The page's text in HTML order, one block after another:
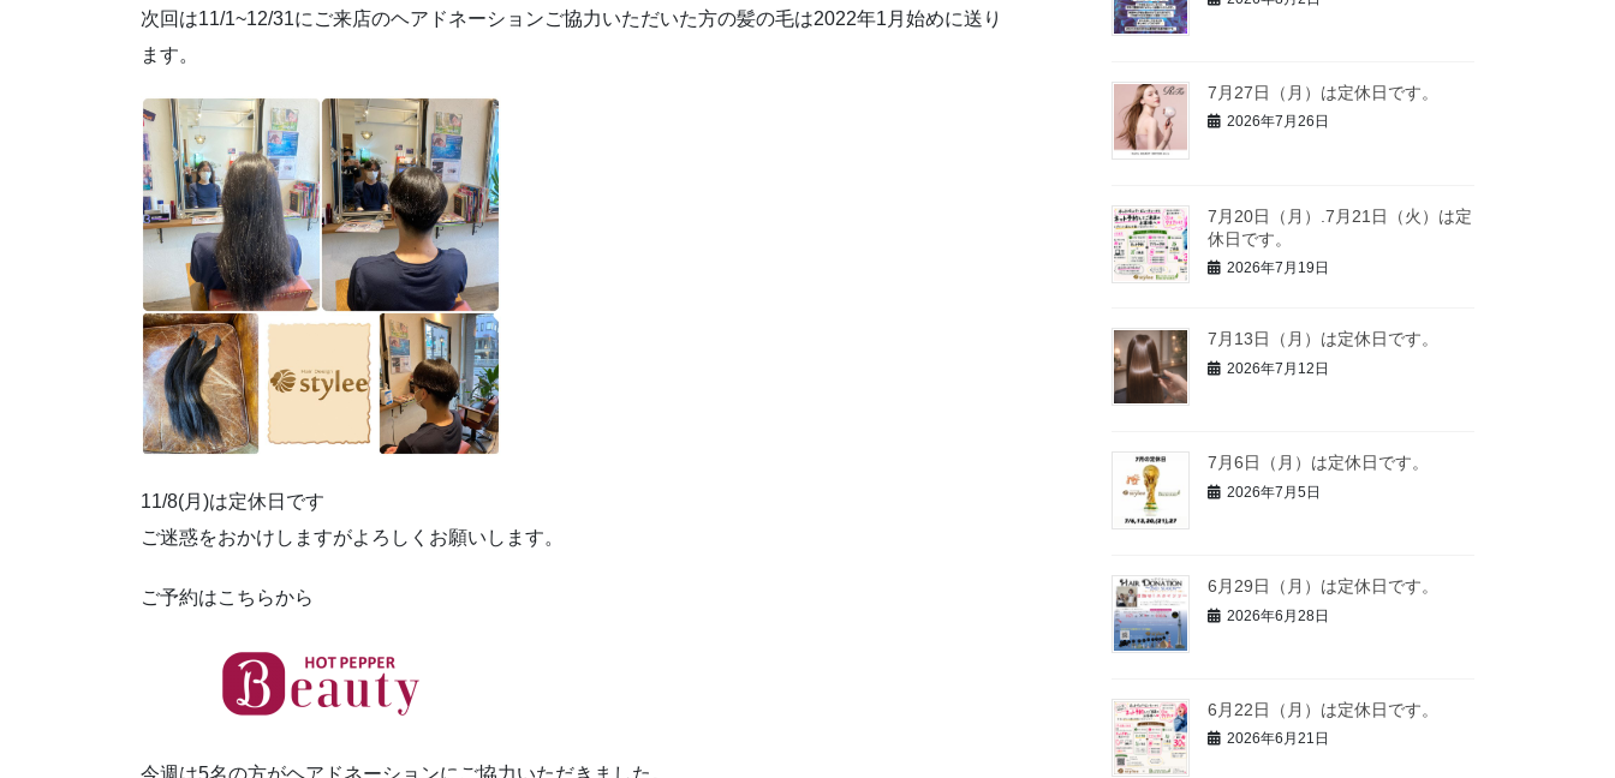
次回は11/1~12/31にご来店のヘアドネーションご協力いただいた方の髪の毛は2022年1月始めに送り
ます。
11/8(月)は定休日です
ご迷惑をおかけしますがよろしくお願いします。
ご予約はこちらから
今週は5名の方がヘアドネーションにご協力いただきました。
7月27日（月）は定休日です。
2026年7月26日
7月20日（月）.7月21日（火）は定
休日です。
2026年7月19日
7月13日（月）は定休日です。
2026年7月12日
7月6日（月）は定休日です。
2026年7月5日
6月29日（月）は定休日です。
2026年6月28日
6月22日（月）は定休日です。
2026年6月21日